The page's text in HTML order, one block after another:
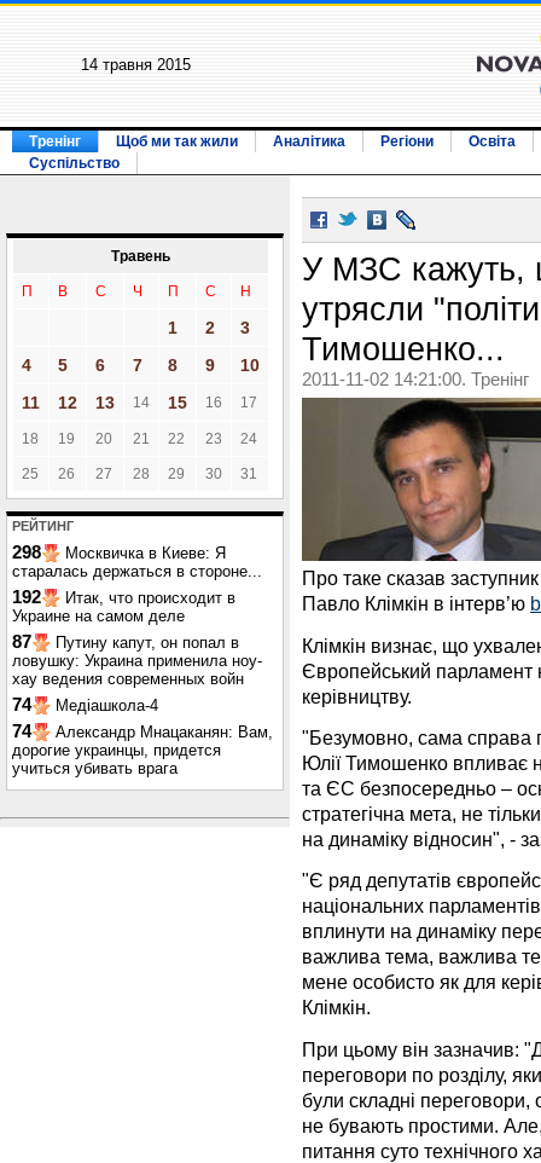
14 травня 2015
Тренінг Щоб ми так жили Аналітика Регіони
Освіта
Суспільство
Травень
П В С Ч П С Н
1 2
3
4
5 6 7 8 9
10
11
12 13 14 15 16 17
18 19 20 21 22 23 24
25 26 27 28 29 30 31
РЕЙТИНГ
298
Москвичка в Киеве: Я
старалась держаться в стороне...
192
Итак, что происходит в
Украине на самом деле
87
Путину капут, он попал в
ловушку: Украина применила ноу-
хау ведения современных войн
74 Медіашкола-4
74
Александр Мнацаканян: Вам,
дорогие украинцы, придется
учиться убивать врага
У МЗС кажуть,
утрясли
Тимошенко...
2011-11-02 14:21:00. Тренінг
Про таке сказав
Павло Клімкін в інтерв’ю
Клімкін визнає, що
Європейський парламент
керівництву.
"Безумовно, сама справа
Юлії Тимошенко впливає
та ЄС безпосередньо –
стратегічна мета, не
на динаміку відносин", -
"Є ряд депутатів
національних
вплинути на динаміку
важлива тема, важлива
мене особисто як для
Клімкін.
При цьому він зазначив:
переговори по розділу,
були складні переговори,
не бувають простими.
питання суто технічного